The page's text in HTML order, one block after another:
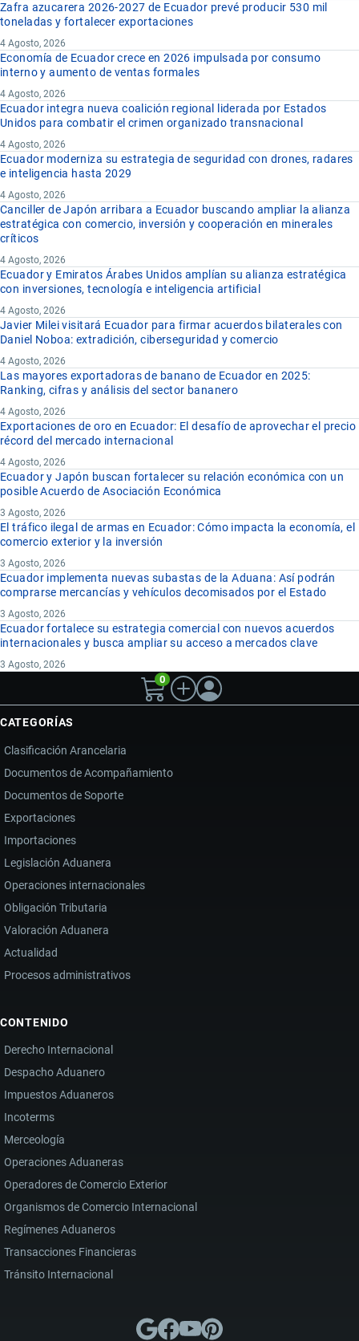
Zafra azucarera 2026-2027 de Ecuador prevé producir 530 mil
toneladas y fortalecer exportaciones
4 Agosto, 2026
Economía de Ecuador crece en 2026 impulsada por consumo
interno y aumento de ventas formales
4 Agosto, 2026
Ecuador integra nueva coalición regional liderada por Estados
Unidos para combatir el crimen organizado transnacional
4 Agosto, 2026
Ecuador moderniza su estrategia de seguridad con drones, radares
e inteligencia hasta 2029
4 Agosto, 2026
Canciller de Japón arribara a Ecuador buscando ampliar la alianza
estratégica con comercio, inversión y cooperación en minerales
críticos
4 Agosto, 2026
Ecuador y Emiratos Árabes Unidos amplían su alianza estratégica
con inversiones, tecnología e inteligencia artificial
4 Agosto, 2026
Javier Milei visitará Ecuador para firmar acuerdos bilaterales con
Daniel Noboa: extradición, ciberseguridad y comercio
4 Agosto, 2026
Las mayores exportadoras de banano de Ecuador en 2025:
Ranking, cifras y análisis del sector bananero
4 Agosto, 2026
Exportaciones de oro en Ecuador: El desafío de aprovechar el precio
récord del mercado internacional
4 Agosto, 2026
Ecuador y Japón buscan fortalecer su relación económica con un
posible Acuerdo de Asociación Económica
3 Agosto, 2026
El tráfico ilegal de armas en Ecuador: Cómo impacta la economía, el
comercio exterior y la inversión
3 Agosto, 2026
Ecuador implementa nuevas subastas de la Aduana: Así podrán
comprarse mercancías y vehículos decomisados por el Estado
3 Agosto, 2026
Ecuador fortalece su estrategia comercial con nuevos acuerdos
internacionales y busca ampliar su acceso a mercados clave
3 Agosto, 2026
0
CATEGORÍAS
Clasificación Arancelaria
Documentos de Acompañamiento
Documentos de Soporte
Exportaciones
Importaciones
Legislación Aduanera
Operaciones internacionales
Obligación Tributaria
Valoración Aduanera
Actualidad
Procesos administrativos
CONTENIDO
Derecho Internacional
Despacho Aduanero
Impuestos Aduaneros
Incoterms
Merceología
Operaciones Aduaneras
Operadores de Comercio Exterior
Organismos de Comercio Internacional
Regímenes Aduaneros
Transacciones Financieras
Tránsito Internacional